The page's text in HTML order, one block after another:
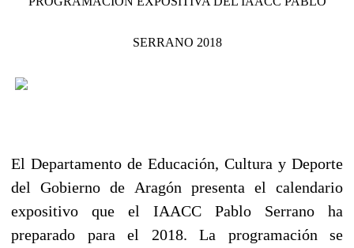
SERRANO 2018
El Departamento de Educación, Cultura y Deporte
del Gobierno de Aragón presenta el calendario
expositivo que el IAACC Pablo Serrano ha
preparado para el 2018. La programación se